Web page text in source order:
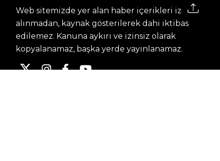
Web sitemizde yer alan haber içerikleri izin
alınmadan, kaynak gösterilerek dahi iktibas
edilemez. Kanuna aykırı ve izinsiz olarak
kopyalanamaz, başka yerde yayınlanamaz.